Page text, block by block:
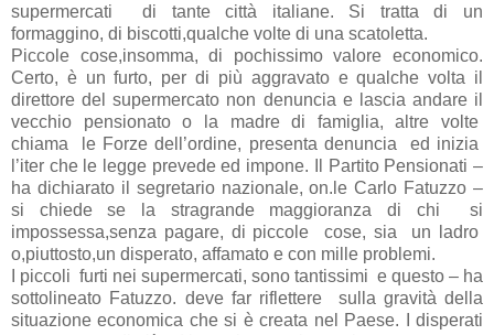
supermercati di tante città italiane. Si tratta di un
formaggino, di biscotti,qualche volte di una scatoletta.
Piccole cose,insomma, di pochissimo valore economico.
Certo, è un furto, per di più aggravato e qualche volta il
direttore del supermercato non denuncia e lascia andare il
vecchio pensionato o la madre di famiglia, altre volte
chiama le Forze dell’ordine, presenta denuncia ed inizia
l’iter che le legge prevede ed impone. Il Partito Pensionati –
ha dichiarato il segretario nazionale, on.le Carlo Fatuzzo –
si chiede se la stragrande maggioranza di chi si
impossessa,senza pagare, di piccole cose, sia un ladro
o,piuttosto,un disperato, affamato e con mille problemi.
I piccoli furti nei supermercati, sono tantissimi e questo – ha
sottolineato Fatuzzo. deve far riflettere sulla gravità della
situazione economica che si è creata nel Paese. I disperati